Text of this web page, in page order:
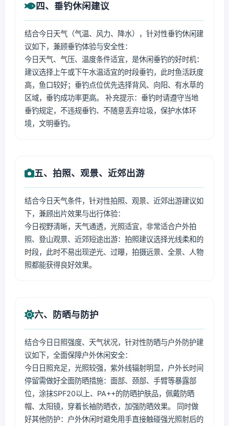
四、垂钓休闲建议
结合今日天气（气温、风力、降水），针对性垂钓休闲建
议如下，兼顾垂钓体验与安全性：
今日天气、气压、温度条件适宜，是休闲垂钓的好时机：
建议选择上午或下午水温适宜的时段垂钓，此时鱼活跃度
高，鱼口较好；垂钓点位优先选择背风、向阳、有水草的
区域，垂钓成功率更高。 补充提示：垂钓时请遵守当地
垂钓规定，不违规垂钓、不随意丢弃垃圾，保护水体环
境，文明垂钓。
五、拍照、观景、近郊出游
结合今日天气条件，针对性拍照、观景、近郊出游建议如
下，兼顾出片效果与出行体验：
今日视野清晰，天气通透，光照适宜，非常适合户外拍
照、登山观景、近郊短途出游：拍照建议选择光线柔和的
时段，此时不易出现逆光、过曝，拍摄远景、全景、人物
照都能获得良好效果。
六、防晒与防护
结合今日日照强度、天气状况，针对性防晒与户外防护建
议如下，全面保障户外休闲安全：
今日日照充足，光照较强，紫外线辐射明显，户外长时间
停留需做好全面防晒措施：面部、颈部、手臂等暴露部
位，涂抹SPF20以上、PA++的防晒护肤品，佩戴防晒
帽、太阳镜，穿着长袖防晒衣，加强防晒效果。 同时做
好其他防护：户外休闲时避免用手直接触碰强光照射后的